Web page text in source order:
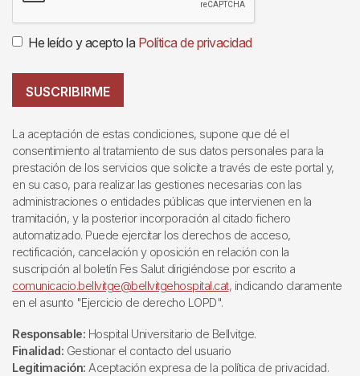
He leído y acepto la Política de privacidad
SUSCRIBIRME
La aceptación de estas condiciones, supone que dé el
consentimiento al tratamiento de sus datos personales para la
prestación de los servicios que solicite a través de este portal y,
en su caso, para realizar las gestiones necesarias con las
administraciones o entidades públicas que intervienen en la
tramitación, y la posterior incorporación al citado fichero
automatizado. Puede ejercitar los derechos de acceso,
rectificación, cancelación y oposición en relación con la
suscripción al boletín Fes Salut dirigiéndose por escrito a
comunicacio.bellvitge@bellvitgehospital.cat, indicando claramente
en el asunto "Ejercicio de derecho LOPD".
Responsable: Hospital Universitario de Bellvitge.
Finalidad: Gestionar el contacto del usuario
Legitimación: Aceptación expresa de la política de privacidad.